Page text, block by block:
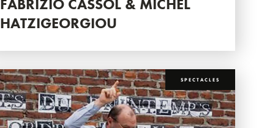
FABRIZIO CASSOL & MICHEL
HATZIGEORGIOU
SPECTACLES